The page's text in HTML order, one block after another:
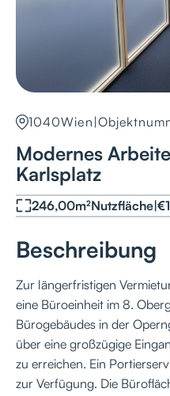
1040Wien |
Modernes
Karlsplatz
246,00m²Nutzfläche|€
Beschreibung
Zur längerfristigen
eine Büroeinheit im 8.
Bürogebäudes in der
über eine großzügige
zu erreichen. Ein
zur Verfügung. Die